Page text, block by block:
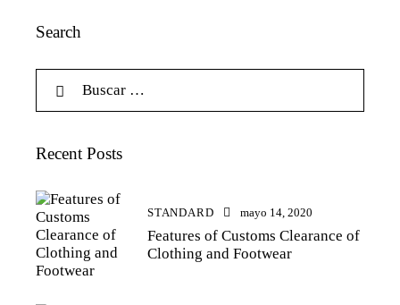
Search
Recent Posts
STANDARD mayo 14, 2020
Features of Customs Clearance of
Clothing and Footwear